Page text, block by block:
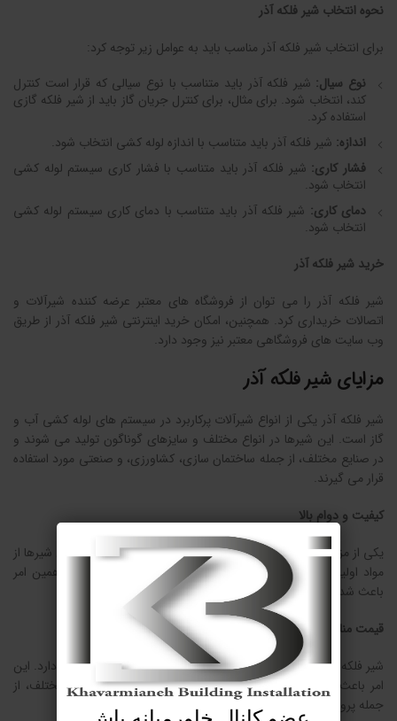
نحوه انتخاب شیر فلکه آذر
برای انتخاب شیر فلکه آذر مناسب باید به عوامل زیر توجه کرد:
نوع سیال: شیر فلکه آذر باید متناسب با نوع سیالی که قرار است کنترل
کند، انتخاب شود. برای مثال، برای کنترل جریان گاز باید از شیر فلکه گازی
استفاده کرد.
اندازه: شیر فلکه آذر باید متناسب با اندازه لوله کشی انتخاب شود.
فشار کاری: شیر فلکه آذر باید متناسب با فشار کاری سیستم لوله کشی
انتخاب شود.
دمای کاری: شیر فلکه آذر باید متناسب با دمای کاری سیستم لوله کشی
انتخاب شود.
خرید شیر فلکه آذر
شیر فلکه آذر را می توان از فروشگاه های معتبر عرضه کننده شیرآلات و
اتصالات خریداری کرد. همچنین، امکان خرید اینترنتی شیر فلکه آذر از طریق
وب سایت های فروشگاهی معتبر نیز وجود دارد.
مزایای شیر فلکه آذر
شیر فلکه آذر یکی از انواع شیرآلات پرکاربرد در سیستم های لوله کشی آب و
گاز است. این شیرها در انواع مختلف و سایزهای گوناگون تولید می شوند و
در صنایع مختلف، از جمله ساختمان سازی، کشاورزی، و صنعتی مورد استفاده
قرار می گیرند.
کیفیت و دوام بالا
یکی از مزایای اصلی شیر فلکه آذر، کیفیت و دوام بالای آن است. این شیرها از
مواد اولیه باکیفیت و با استانداردهای روز دنیا ساخته می شوند. همین امر
باعث شده است که این شیرها دارای طول عمر و دوام بالایی باشند.
قیمت مناسب
شیر فلکه آذر در مقایسه با سایر برندهای مشابه، قیمت مناسب تری دارد. این
امر باعث شده است که این شیرها برای استفاده در پروژه های مختلف، از
جمله پروژه های ساختمانی با بودجه محدود، گزینه مناسبی باشند.